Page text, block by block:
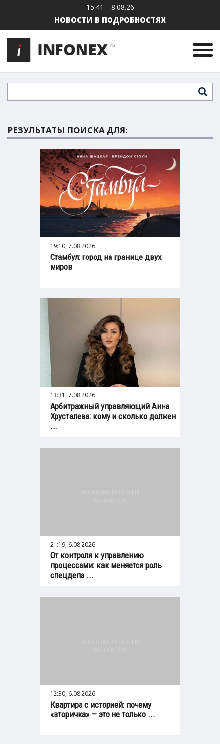
15:41 8.08.26
НОВОСТИ В ПОДРОБНОСТЯХ
РЕЗУЛЬТАТЫ ПОИСКА ДЛЯ:
19:10, 7.08.2026
Стамбул: город на границе двух
миров
13:31, 7.08.2026
Арбитражный управляющий Анна
Хрусталева: кому и сколько должен
...
21:19, 6.08.2026
От контроля к управлению
процессами: как меняется роль
спецдепа ...
12:30, 6.08.2026
Квартира с историей: почему
«вторичка» — это не только ...